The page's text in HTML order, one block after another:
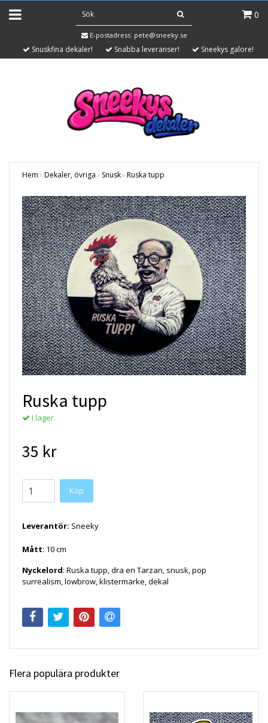
0
E-postadress: pete@sneeky.se
Snuskfina dekaler! Snabba leveranser! Sneekys galore!
Hem › Dekaler, övriga › Snusk› Ruska tupp
Ruska tupp
I lager.
35 kr
Köp
Leverantör: Sneeky
Mått: 10 cm
Nyckelord: Ruska tupp, dra en Tarzan, snusk, pop
surrealism, lowbrow, klistermärke, dekal
Flera populära produkter